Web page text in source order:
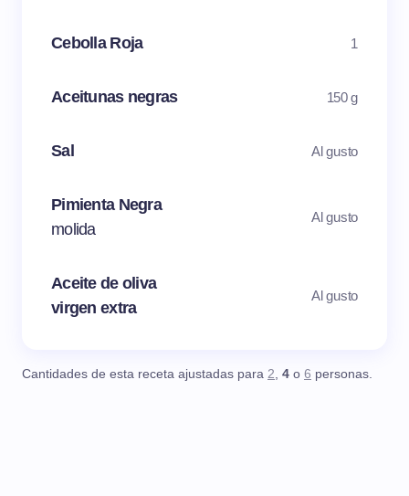
Cebolla Roja 1
Aceitunas negras 150 g
Sal Al gusto
Pimienta Negra
molida
Al gusto
Aceite de oliva
virgen extra
Al gusto
Cantidades de esta receta ajustadas para 2, 4 o 6 personas.